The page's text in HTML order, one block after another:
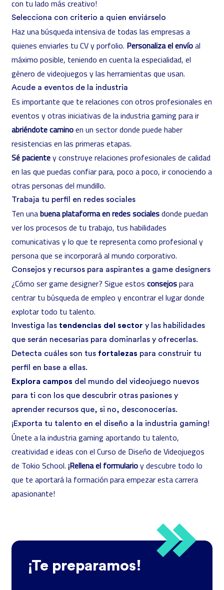
con tu lado más creativo!
Selecciona con criterio a quien enviárselo
Haz una búsqueda intensiva de todas las empresas a
quienes enviarles tu CV y porfolio. Personaliza el envíoal
máximo posible, teniendo en cuenta la especialidad, el
género de videojuegos y las herramientas que usan.
Acude a eventos de la industria
Es importante que te relaciones con otros profesionales en
eventos y otras iniciativas de la industria gaming para ir
abriéndote caminoen un sector donde puede haber
resistencias en las primeras etapas.
Sé pacientey construye relaciones profesionales de calidad
en las que puedas confiar para, poco a poco, ir conociendo a
otras personas del mundillo.
Trabaja tu perfil en redes sociales
Ten unabuena plataforma en redes socialesdonde puedan
ver los procesos de tu trabajo, tus habilidades
comunicativas y lo que te representa como profesional y
persona que se incorporará al mundo corporativo.
Consejos y recursos para aspirantes a game designers
¿Cómo ser game designer? Sigue estos consejospara
centrar tu búsqueda de empleo y encontrar el lugar donde
explotar todo tu talento.
Investiga las tendencias del sector y las habilidades
que serán necesarias para dominarlas y ofrecerlas.
Detecta cuáles son tus fortalezas para construir tu
perfil en base a ellas.
Explora campos del mundo del videojuego nuevos
para ti con los que descubrir otras pasiones y
aprender recursos que, si no, desconocerías.
¡Exporta tu talento en el diseño a la industria gaming!
Únete a la industria gaming aportando tu talento,
creatividad e ideas con el Curso de Diseño de Videojuegos
de Tokio School. ¡Rellena el formularioy descubre todo lo
que te aportará la formación para empezar esta carrera
apasionante!
¡Te preparamos!